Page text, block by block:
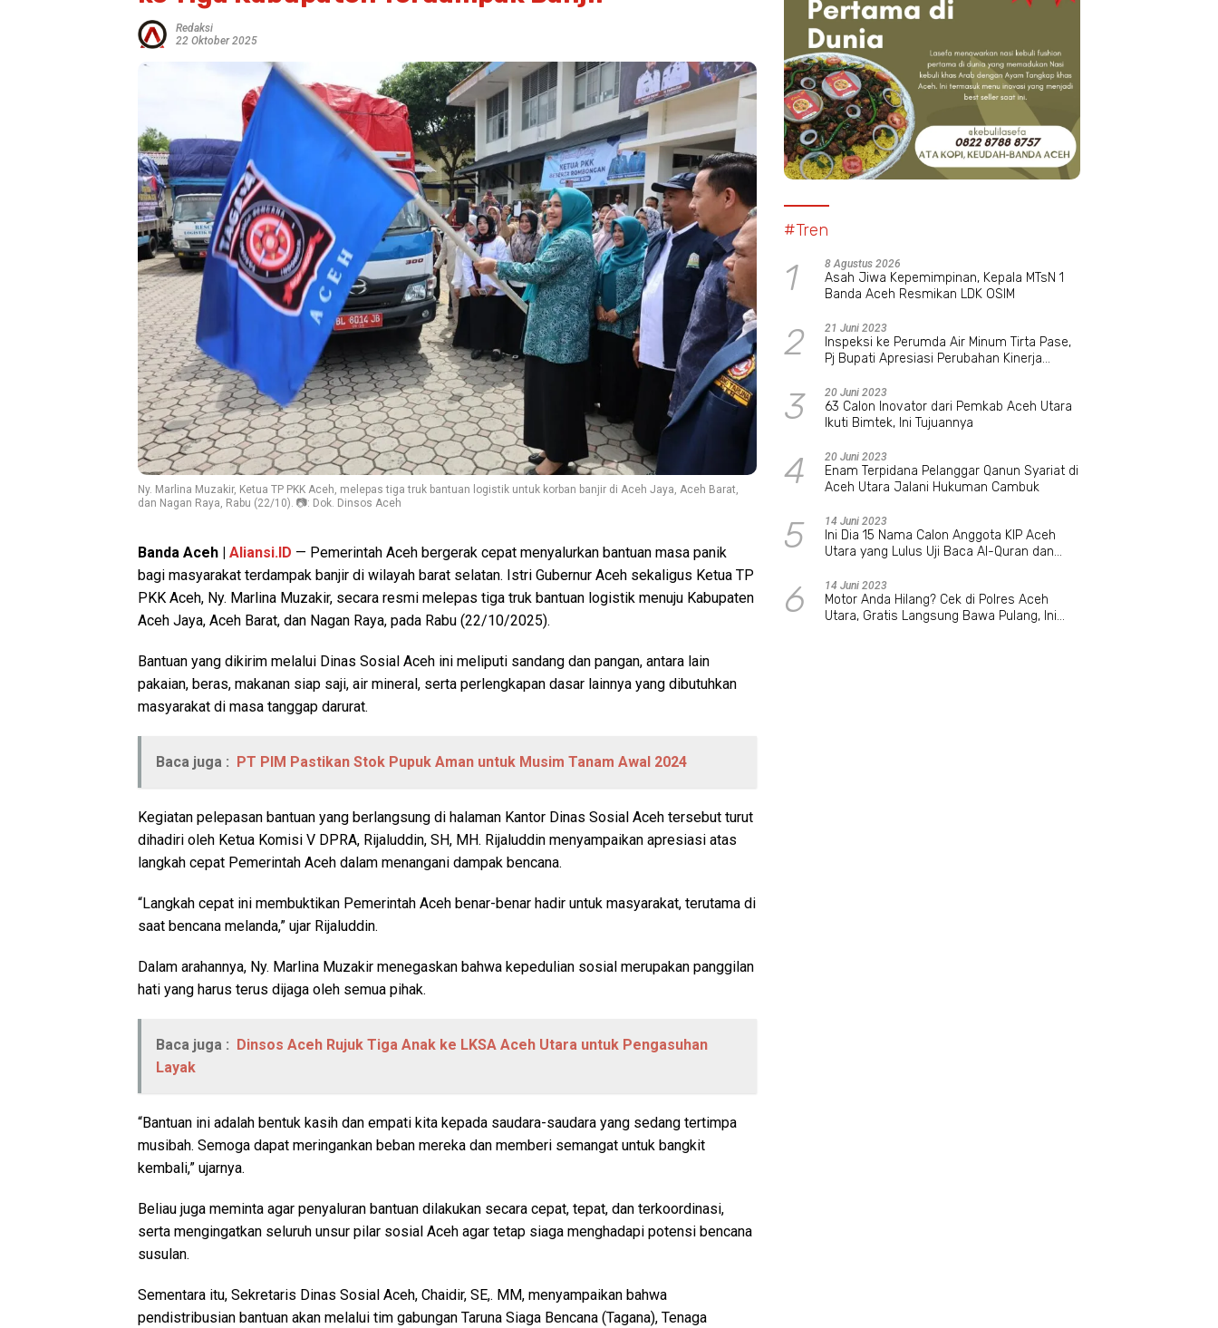
Redaksi
22 Oktober 2025
Ny. Marlina Muzakir, Ketua TP PKK Aceh, melepas tiga truk bantuan logistik untuk korban banjir di Aceh Jaya, Aceh Barat,
dan Nagan Raya, Rabu (22/10). 📷: Dok. Dinsos Aceh
Banda Aceh | Aliansi.ID — Pemerintah Aceh bergerak cepat menyalurkan bantuan masa panik
bagi masyarakat terdampak banjir di wilayah barat selatan. Istri Gubernur Aceh sekaligus Ketua TP
PKK Aceh, Ny. Marlina Muzakir, secara resmi melepas tiga truk bantuan logistik menuju Kabupaten
Aceh Jaya, Aceh Barat, dan Nagan Raya, pada Rabu (22/10/2025).
Bantuan yang dikirim melalui Dinas Sosial Aceh ini meliputi sandang dan pangan, antara lain
pakaian, beras, makanan siap saji, air mineral, serta perlengkapan dasar lainnya yang dibutuhkan
masyarakat di masa tanggap darurat.
Baca juga : PT PIM Pastikan Stok Pupuk Aman untuk Musim Tanam Awal 2024
Kegiatan pelepasan bantuan yang berlangsung di halaman Kantor Dinas Sosial Aceh tersebut turut
dihadiri oleh Ketua Komisi V DPRA, Rijaluddin, SH, MH. Rijaluddin menyampaikan apresiasi atas
langkah cepat Pemerintah Aceh dalam menangani dampak bencana.
“Langkah cepat ini membuktikan Pemerintah Aceh benar-benar hadir untuk masyarakat, terutama di
saat bencana melanda,” ujar Rijaluddin.
Dalam arahannya, Ny. Marlina Muzakir menegaskan bahwa kepedulian sosial merupakan panggilan
hati yang harus terus dijaga oleh semua pihak.
Baca juga :
Dinsos Aceh Rujuk Tiga Anak ke LKSA Aceh Utara untuk Pengasuhan
Layak
“Bantuan ini adalah bentuk kasih dan empati kita kepada saudara-saudara yang sedang tertimpa
musibah. Semoga dapat meringankan beban mereka dan memberi semangat untuk bangkit
kembali,” ujarnya.
Beliau juga meminta agar penyaluran bantuan dilakukan secara cepat, tepat, dan terkoordinasi,
serta mengingatkan seluruh unsur pilar sosial Aceh agar tetap siaga menghadapi potensi bencana
susulan.
Sementara itu, Sekretaris Dinas Sosial Aceh, Chaidir, SE,. MM, menyampaikan bahwa
pendistribusian bantuan akan melalui tim gabungan Taruna Siaga Bencana (Tagana), Tenaga
#Tren
1 8 Agustus 2026
Asah Jiwa Kepemimpinan, Kepala MTsN 1
Banda Aceh Resmikan LDK OSIM
2 21 Juni 2023
Inspeksi ke Perumda Air Minum Tirta Pase,
Pj Bupati Apresiasi Perubahan Kinerja
3 20 Juni 2023
63 Calon Inovator dari Pemkab Aceh Utara
Ikuti Bimtek, Ini Tujuannya
4 20 Juni 2023
Enam Terpidana Pelanggar Qanun Syariat di
Aceh Utara Jalani Hukuman Cambuk
5 14 Juni 2023
Ini Dia 15 Nama Calon Anggota KIP Aceh
Utara yang Lulus Uji Baca Al-Quran dan
6 14 Juni 2023
Motor Anda Hilang? Cek di Polres Aceh
Utara, Gratis Langsung Bawa Pulang, Ini